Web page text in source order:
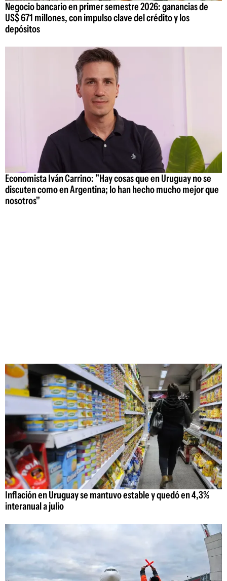
Negocio bancario en primer semestre 2026: ganancias de
US$ 671 millones, con impulso clave del crédito y los
depósitos
Economista Iván Carrino: "Hay cosas que en Uruguay no se
discuten como en Argentina; lo han hecho mucho mejor que
nosotros"
Inflación en Uruguay se mantuvo estable y quedó en 4,3%
interanual a julio